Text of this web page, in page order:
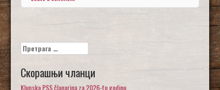
Претрага
за:
Скорашњи чланци
Klupska PSS članarina za 2026-tu godinu